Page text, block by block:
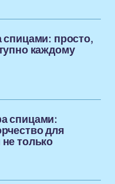
спицами: просто,
каждому
спицами:
для
только